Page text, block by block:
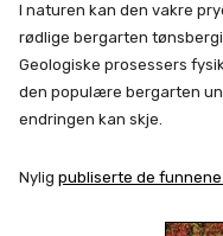
I naturen kan den vakre
rødlige bergarten
Geologiske prosessers
den populære bergarten
endringen kan skje.
Nylig publiserte de funnene